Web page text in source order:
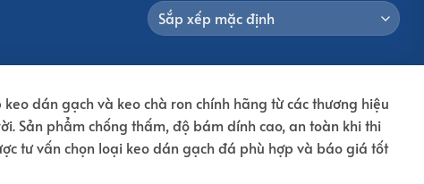
dán gạch và keo chà ron chính hãng từ các thương hiệu
Sản phẩm chống thấm, độ bám dính cao, an toàn khi thi
tư vấn chọn loại keo dán gạch đá phù hợp và báo giá tốt